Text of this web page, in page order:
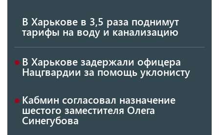
В Харькове в 3,5 раза поднимут
тарифы на воду и канализацию
В Харькове задержали офицера
Нацгвардии за помощь уклонисту
Кабмин согласовал назначение
шестого заместителя Олега
Синегубова